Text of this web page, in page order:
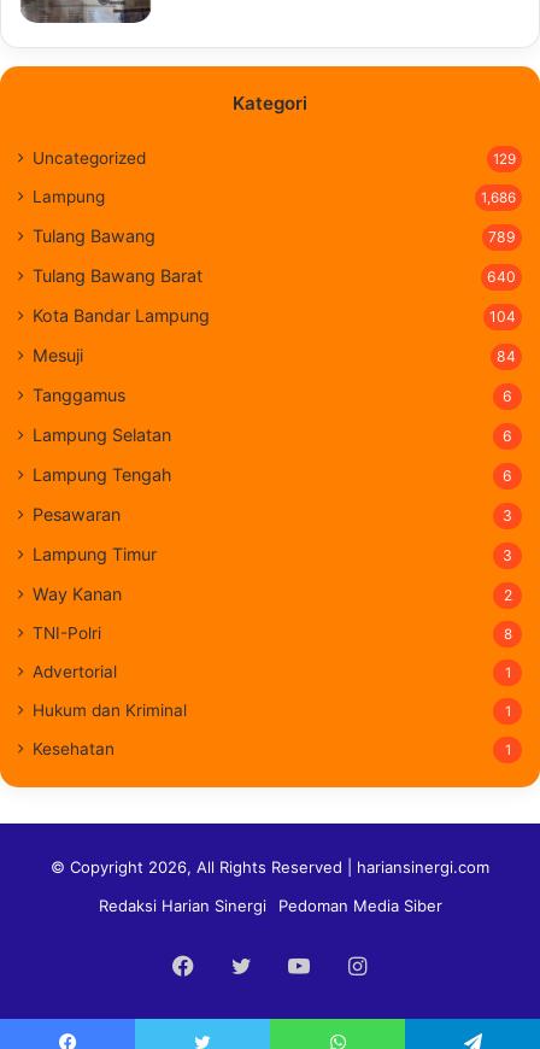
Kategori
Uncategorized 129
Lampung 1,686
Tulang Bawang 789
Tulang Bawang Barat 640
Kota Bandar Lampung 104
Mesuji 84
Tanggamus 6
Lampung Selatan 6
Lampung Tengah 6
Pesawaran 3
Lampung Timur 3
Way Kanan 2
TNI-Polri 8
Advertorial 1
Hukum dan Kriminal 1
Kesehatan 1
© Copyright 2026, All Rights Reserved | hariansinergi.com
Redaksi Harian Sinergi
Pedoman Media Siber
Facebook
TwitterYouTubeInstagram